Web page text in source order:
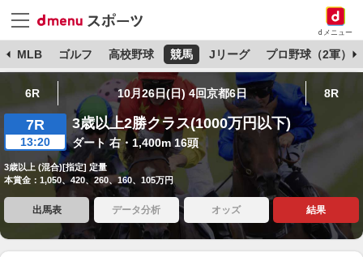
dメニュー
MLB ゴルフ 高校野球 競馬 Jリーグ プロ野球（2軍）
6R 10月26日(日) 4回京都6日 8R
7R
13:20
3歳以上2勝クラス(1000万円以下)
ダート 右・1,400m 16頭
3歳以上 (混合)[指定] 定量
本賞金：1,050、420、260、160、105万円
出馬表 データ分析 オッズ 結果